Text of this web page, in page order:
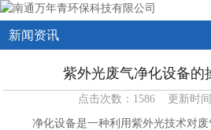
新闻资讯
紫外光废气净化设备的
点击次数：1586 更新时间
净化设备是一种利用紫外光技术对废